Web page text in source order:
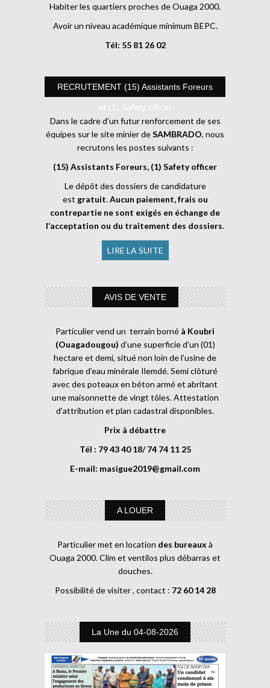
Habiter les quartiers proches de Ouaga 2000.
Avoir un niveau académique minimum BEPC.
Tél: 55 81 26 02
RECRUTEMENT (15) Assistants Foreurs
et (1) Safety officer
Dans le cadre d’un futur renforcement de ses
équipes sur le site minier deSAMBRADO, nous
recrutons les postes suivants :
(15) Assistants Foreurs, (1) Safety officer
Le dépôt des dossiers de candidature
est gratuit.Aucun paiement, frais ou
contrepartie ne sont exigés en échange de
l’acceptation ou du traitement des dossiers.
LIRE LA SUITE
AVIS DE VENTE
Particulier vend un terrain borné à Koubri
(Ouagadougou) d’une superficie d’un (01)
hectare et demi, situé non loin de l’usine de
fabrique d’eau minérale Ilemdé. Semi clôturé
avec des poteaux en béton armé et abritant
une maisonnette de vingt tôles. Attestation
d’attribution et plan cadastral disponibles.
Prix à débattre
Tél : 79 43 40 18/ 74 74 11 25
E-mail: masigue2019@gmail.com
A LOUER
Particulier met en location des bureaux à
Ouaga 2000. Clim et ventilos plus débarras et
douches.
Possibilité de visiter , contact : 72 60 14 28
La Une du 04-08-2026